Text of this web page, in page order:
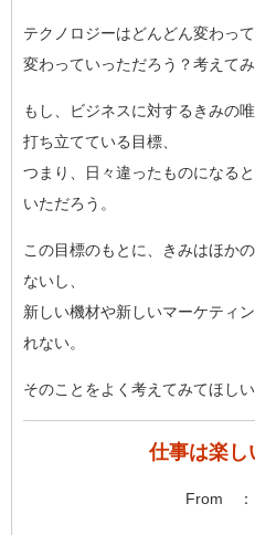
テクノロジーはどんどん変わっ
変わっていっただろう？考えてみ
もし、ビジネスに対するきみの
打ち立てている目標、
つまり、日々違ったものになる
いただろう。
この目標のもとに、きみはほか
ないし、
新しい機材や新しいマーケティ
れない。
そのことをよく考えてみてほしい
仕事は楽し
From